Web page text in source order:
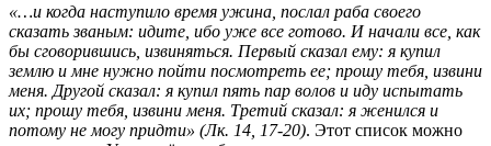
«…и когда наступило время ужина, послал раба своего
сказать званым: идите, ибо уже все готово. И начали все, как
бы сговорившись, извиняться. Первый сказал ему: я купил
землю и мне нужно пойти посмотреть ее; прошу тебя, извини
меня. Другой сказал: я купил пять пар волов и иду испытать
их; прошу тебя, извини меня. Третий сказал: я женился и
потому не могу придти» (Лк. 14, 17-20). Этот список можно